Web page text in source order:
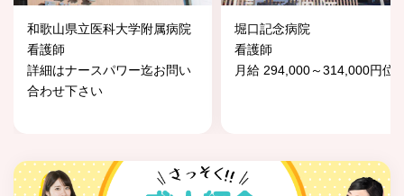
和歌山県立医科大学附属病院
看護師
詳細はナースパワー迄お問い
合わせ下さい
堀口記念病院
看護師
月給 294,000～314,000円位